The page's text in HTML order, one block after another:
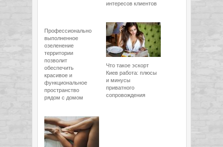
интересов клиентов
Профессионально
выполненное
озеленение
территории
позволит
обеспечить
красивое и
функциональное
пространство
рядом с домом
Что такое эскорт
Киев работа: плюсы
и минусы
приватного
сопровождения